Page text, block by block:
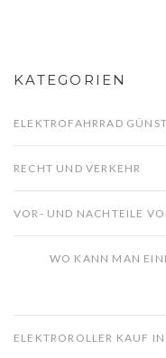
KATEGORIEN
ELEKTROFAHRRAD
RECHT UND VERKEHR
VOR- UND NACHTEILE
WO KANN MAN
ELEKTROROLLER KAUF